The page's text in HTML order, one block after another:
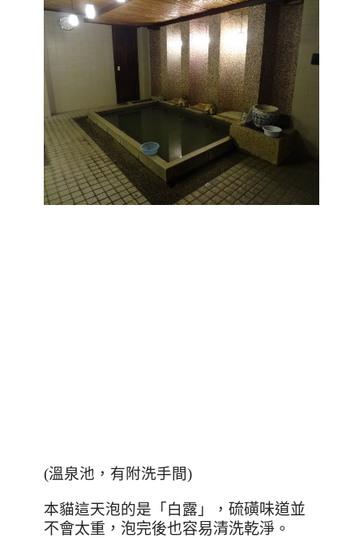
(溫泉池，有附洗手間)
本貓這天泡的是「白露」， 硫磺味道並
不會太重，泡完後也容易清洗乾淨 。